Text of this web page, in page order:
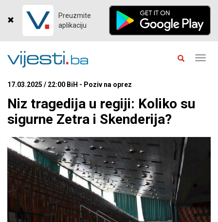
Preuzmite
aplikaciju
17.03.2025 / 22:00 BiH - Poziv na oprez
Niz tragedija u regiji: Koliko su
sigurne Zetra i Skenderija?